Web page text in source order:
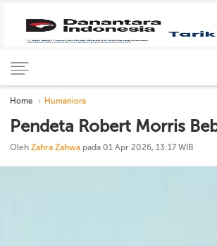
Home Humaniora
Pendeta Robert Morris
Oleh Zahra Zahwa pada 01 Apr 2026, 13:17 WIB